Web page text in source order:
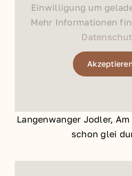
Einwilligung um
Mehr Informationen
Langenwanger Jodler,
schon glei